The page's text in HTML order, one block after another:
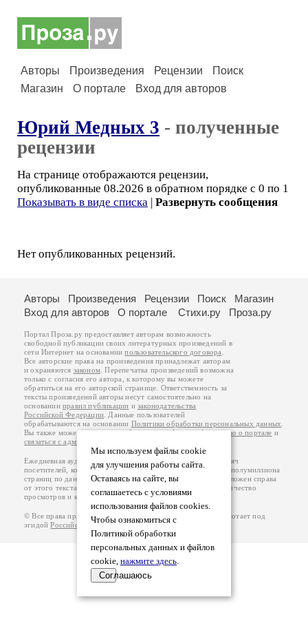
Авторы Произведения Рецензии
Поиск
Магазин
О портале Вход для авторов
Юрий Медных 3 - полученные
рецензии
На странице отображаются рецензии,
опубликованные 08.2026 в обратном порядке с 0 по 1
Показывать в виде списка | Развернуть сообщения
Нет опубликованных рецензий.
Мы используем файлы cookie
для улучшения работы сайта.
Оставаясь на сайте, вы
соглашаетесь с условиями
использования файлов cookies.
Чтобы ознакомиться с
Политикой обработки
персональных данных и файлов
cookie, нажмите здесь.
Соглашаюсь
Авторы Произведения Рецензии Поиск
Магазин
Вход для авторов
О портале Стихи.ру Проза.ру
Портал Проза.ру предоставляет авторам возможность
свободной публикации своих литературных произведений в
сети Интернет на основаниипользовательского договора
Все авторские права на произведения принадлежат авторам
и охраняются законом . Перепечатка произведений возможна
только с согласия его автора, к которому вы можете
обратиться на его авторской странице. Ответственность за
тексты произведений авторы несут самостоятельно на
основанииправил публикации изаконодательства
Российской Федерации . Данные пользователей
обрабатываются на основании Политики обработки персональных данных
Вы также можете посмотреть более подробнуюинформацию о портале и
связаться с администрацией
Ежедневная аудитория портала Проза.ру – порядка 100 тысяч
посетителей, которые в общей сумме просматривают более полумиллиона
страниц по данным счетчика посещаемости, который расположен справа
от этого текста. В каждой графе указано по две цифры: количество
просмотров и количество посетителей.
© Все права принадлежат авторам, 2000-2026. Портал работает под
эгидойРоссийского союза писателей.18+